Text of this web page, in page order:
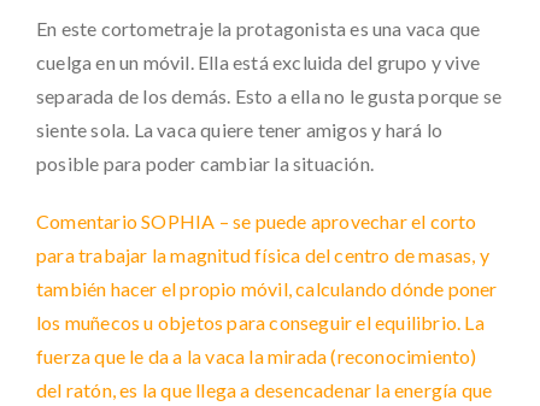
En este cortometraje la protagonista es una vaca que
cuelga en un móvil. Ella está excluida del grupo y vive
separada de los demás. Esto a ella no le gusta porque se
siente sola. La vaca quiere tener amigos y hará lo
posible para poder cambiar la situación.
Comentario SOPHIA – se puede aprovechar el corto
para trabajar la magnitud física del centro de masas, y
también hacer el propio móvil, calculando dónde poner
los muñecos u objetos para conseguir el equilibrio. La
fuerza que le da a la vaca la mirada (reconocimiento)
del ratón, es la que llega a desencadenar la energía que